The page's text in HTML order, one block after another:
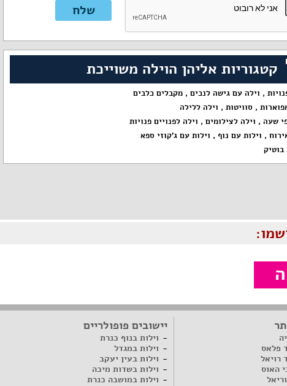
קטגוריות אליהן הוילה משוייכת
, וילה עם גישה לנכים, מקבלים כלבים
, סוויטות, וילה ללילה
שעה, וילה לצילומים, וילה לפנויים פנויות
, וילות עם נוף, וילות עם ג'קוזי ספא
בוטיק
פלאס
רויאל
האוס
יישובים פופולריים
וילות בנוף כנרת
וילות במגדל
וילות בעין יעקב
וילות בשדות מיכה
וילות במושבה כנרת